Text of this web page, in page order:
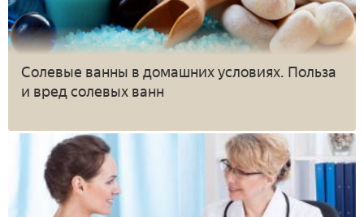
Солевые ванны в домашних условиях. Польза
и вред солевых ванн